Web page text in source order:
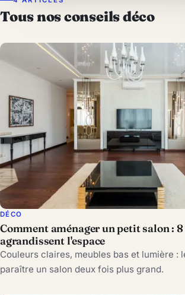
Tous nos conseils déco
DÉCO
Comment aménager un petit salon :
agrandissent l'espace
Couleurs claires, meubles bas et lumière :
paraître un salon deux fois plus grand.